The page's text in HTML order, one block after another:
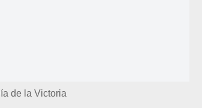
de la Victoria